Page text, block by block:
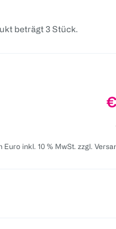
beträgt 3 Stück.
Euro inkl. 10 % MwSt. zzgl.